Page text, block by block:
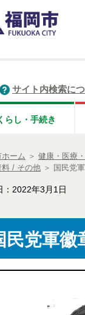
サイト内検索に
らし・手続き
ーム ＞ 健康・医療
料 / その他 ＞ 国民党
：2022年3月1日
民党軍徽